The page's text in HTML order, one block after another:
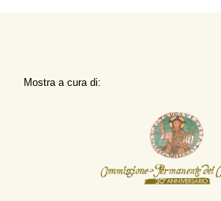
Mostra a cura di: